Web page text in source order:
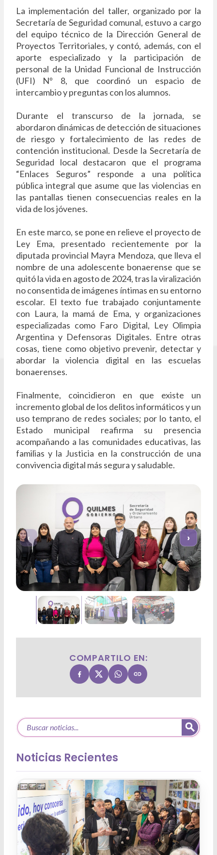
La implementación del taller, organizado por la
Secretaría de Seguridad comunal, estuvo a cargo
del equipo técnico de la Dirección General de
Proyectos Territoriales, y contó, además, con el
aporte especializado y la participación de
personal de la Unidad Funcional de Instrucción
(UFI) Nº 8, que coordinó un espacio de
intercambio y preguntas con los alumnos.
Durante el transcurso de la jornada, se
abordaron dinámicas de detección de situaciones
de riesgo y fortalecimiento de las redes de
contención institucional. Desde la Secretaría de
Seguridad local destacaron que el programa
“Enlaces Seguros” responde a una política
pública integral que asume que las violencias en
las pantallas tienen consecuencias reales en la
vida de los jóvenes.
En este marco, se pone en relieve el proyecto de
Ley Ema, presentado recientemente por la
diputada provincial Mayra Mendoza, que lleva el
nombre de una adolescente bonaerense que se
quitó la vida en agosto de 2024, tras la viralización
no consentida de imágenes íntimas en su entorno
escolar. El texto fue trabajado conjuntamente
con Laura, la mamá de Ema, y organizaciones
especializadas como Faro Digital, Ley Olimpia
Argentina y Defensoras Digitales. Entre otras
cosas, tiene como objetivo prevenir, detectar y
abordar la violencia digital en las escuelas
bonaerenses.
Finalmente, coincidieron en que existe un
incremento global de los delitos informáticos y un
uso temprano de redes sociales; por lo tanto, el
Estado municipal reafirma su presencia
acompañando a las comunidades educativas, las
familias y la Justicia en la construcción de una
convivencia digital más segura y saludable.
‹ ›
COMPARTILO EN:
Noticias Recientes